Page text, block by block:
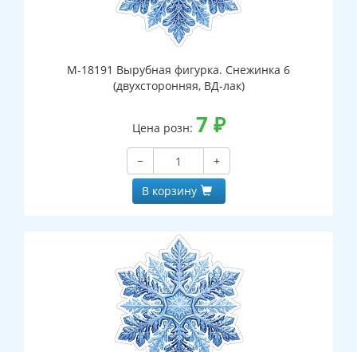
М-18191 Вырубная фигурка. Снежинка 6
(двухсторонняя, ВД-лак)
Цена розн: 7 ₽
−
+
В корзину